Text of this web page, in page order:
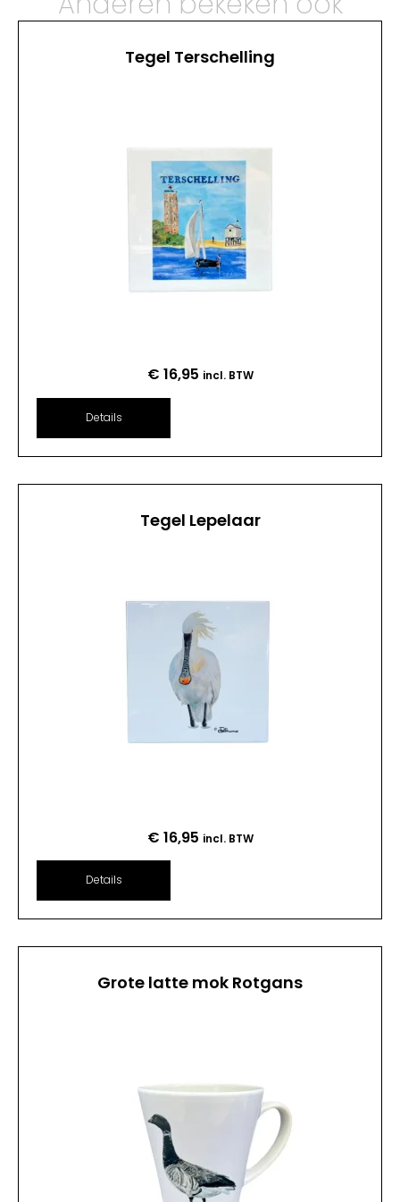
Tegel Terschelling
€ 16,95 incl. BTW
Details
Tegel Lepelaar
€ 16,95 incl. BTW
Details
Grote latte mok Rotgans